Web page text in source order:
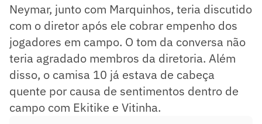
Neymar, junto com Marquinhos, teria discutido
com o diretor após ele cobrar empenho dos
jogadores em campo. O tom da conversa não
teria agradado membros da diretoria. Além
disso, o camisa 10 já estava de cabeça
quente por causa de sentimentos dentro de
campo com Ekitike e Vitinha.